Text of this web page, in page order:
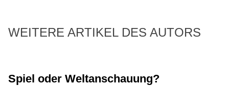
WEITERE ARTIKEL DES AUTORS
Spiel oder Weltanschauung?